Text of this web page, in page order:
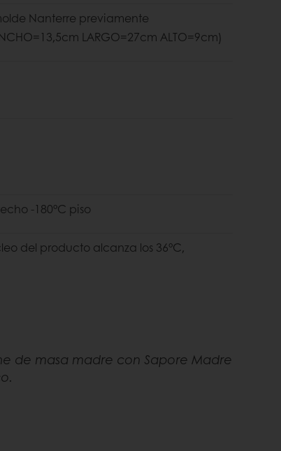
Nanterre previamente
LARGO=27cm ALTO=9cm)
-180°C piso
del producto alcanza los 36°C,
de masa madre con Sapore Madre